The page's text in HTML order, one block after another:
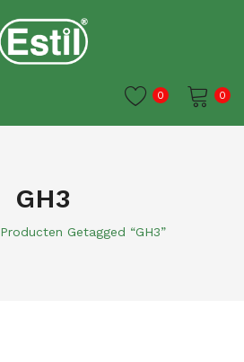
0
0
GH3
Producten Getagged “GH3”